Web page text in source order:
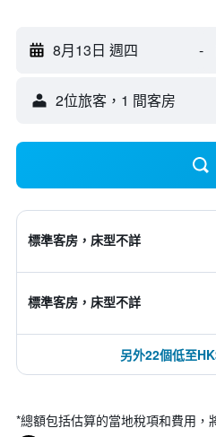
8月13日 週四 -
2位旅客，1 間客房
標準客房，床型不詳
標準客房，床型不詳
另外22個低至
*總額包括估算的當地稅項和費用，